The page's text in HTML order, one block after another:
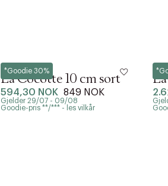
*Goodie 30%
Staub
La Cocotte 10 cm sort
594,30 NOK 849 NOK
Gjelder 29/07 - 09/08
Goodie-pris **/*** - les vilkår